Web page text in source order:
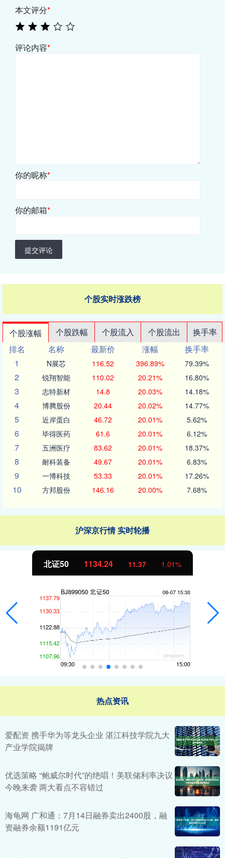
本文评分*
评论内容*
你的昵称*
你的邮箱*
提交评论
个股实时涨跌榜
个股涨幅 个股跌幅 个股流入 个股流出
换手率
排名
名称 最新价 涨幅
换手率
1
N展芯 116.52 396.89% 79.39%
2 锐翔智能 110.02 20.21% 16.80%
3 志特新材 14.8 20.03% 14.18%
4 博腾股份 20.44 20.02% 14.77%
5 近岸蛋白 46.72 20.01% 5.62%
6 毕得医药 61.6 20.01% 6.12%
7 五洲医疗 83.62 20.01% 18.37%
8 耐科装备 49.67 20.01% 6.83%
9 一博科技 53.33 20.01% 17.26%
10 方邦股份 146.16 20.00% 7.68%
沪深京行情 实时轮播
北证50 1134.24 11.37 1.01%
热点资讯
爱配资 携手华为等龙头企业 湛江科技学院九大
产业学院揭牌
优选策略 “鲍威尔时代”的绝唱！美联储利率决议
今晚来袭 两大看点不容错过
海龟网 广和通：7月14日融券卖出2400股，融
资融券余额1191亿元